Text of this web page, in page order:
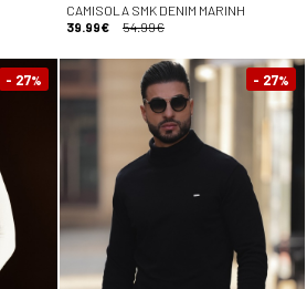
CAMISOLA SMK DENIM MARINH
39.99€
54.99€
- 27% - 27%